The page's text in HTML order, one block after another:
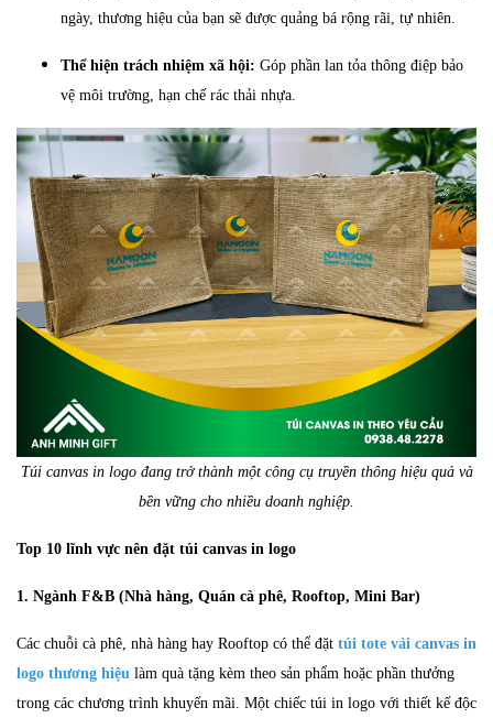
ngày, thương hiệu của bạn sẽ được quảng bá rộng rãi, tự nhiên.
Thể hiện trách nhiệm xã hội: Góp phần lan tỏa thông điệp bảo
vệ môi trường, hạn chế rác thải nhựa.
Túi canvas in logo đang trở thành một công cụ truyền thông hiệu quả và
bền vững cho nhiều doanh nghiệp.
Top 10 lĩnh vực nên đặt túi canvas in logo
1. Ngành F&B (Nhà hàng, Quán cà phê, Rooftop, Mini Bar)
Các chuỗi cà phê, nhà hàng hay Rooftop có thể đặt túi tote vải canvas in
logo thương hiệu làm quà tặng kèm theo sản phẩm hoặc phần thưởng
trong các chương trình khuyến mãi. Một chiếc túi in logo với thiết kế độc